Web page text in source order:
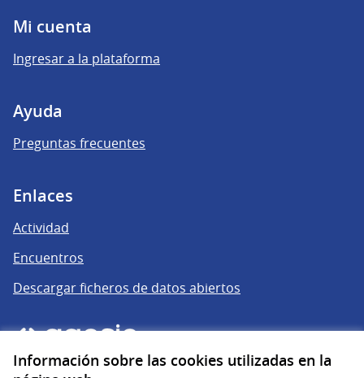
Información sobre las cookies utilizadas en la
Mi cuenta
Ingresar a la plataforma
Ayuda
Preguntas frecuentes
Enlaces
Actividad
Encuentros
Descargar ficheros de datos abiertos